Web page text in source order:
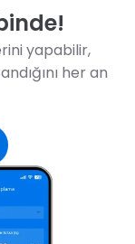
yapabilir,
her an